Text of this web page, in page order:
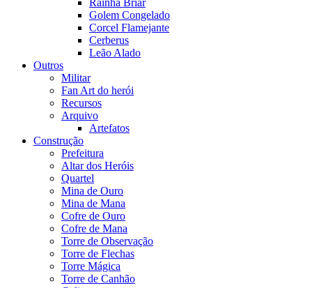
Rainha Briar
Golem Congelado
Corcel Flamejante
Cerberus
Leão Alado
Outros
Militar
Fan Art do herói
Recursos
Arquivo
Artefatos
Construção
Prefeitura
Altar dos Heróis
Quartel
Mina de Ouro
Mina de Mana
Cofre de Ouro
Cofre de Mana
Torre de Observação
Torre de Flechas
Torre Mágica
Torre de Canhão